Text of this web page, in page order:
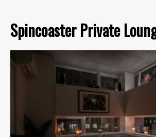
Spincoaster Private